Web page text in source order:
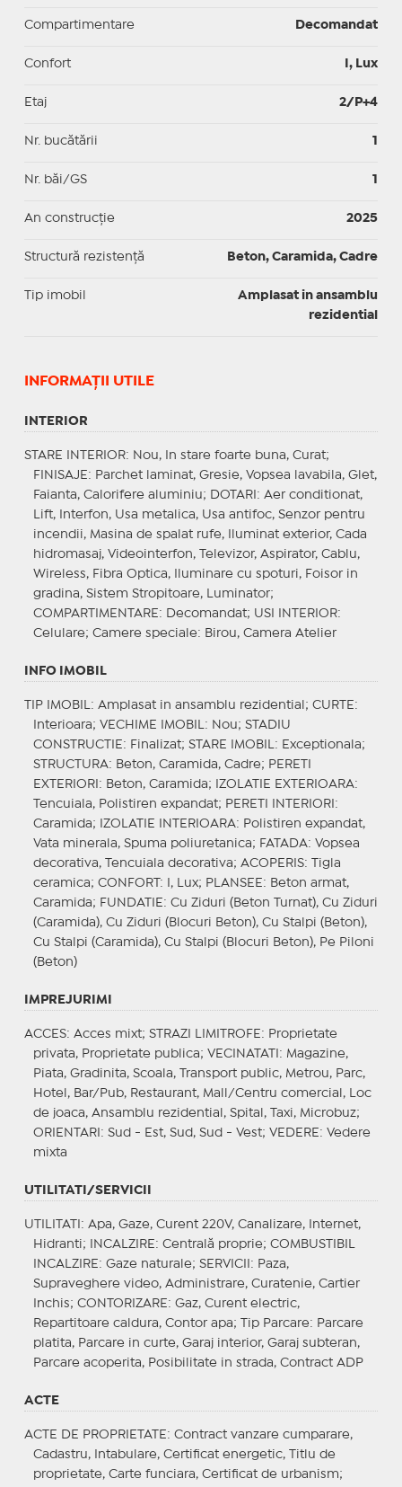
Compartimentare Decomandat
Confort I, Lux
Etaj 2/P+4
Nr. bucătării 1
Nr. băi/GS 1
An construcție 2025
Structură rezistență Beton, Caramida, Cadre
Tip imobil
Amplasat in ansamblu
rezidential
INFORMAŢII UTILE
INTERIOR
STARE INTERIOR: Nou, In stare foarte buna, Curat;
FINISAJE : Parchet laminat, Gresie, Vopsea lavabila, Glet,
Faianta, Calorifere aluminiu;
DOTARI : Aer conditionat,
Lift, Interfon, Usa metalica, Usa antifoc, Senzor pentru
incendii, Masina de spalat rufe, Iluminat exterior, Cada
hidromasaj, Videointerfon, Televizor, Aspirator, Cablu,
Wireless, Fibra Optica, Iluminare cu spoturi, Foisor in
gradina, Sistem Stropitoare, Luminator;
COMPARTIMENTARE : Decomandat; USI INTERIOR:
Celulare; Camere speciale: Birou, Camera Atelier
INFO IMOBIL
TIP IMOBIL : Amplasat in ansamblu rezidential; CURTE :
Interioara; VECHIME IMOBIL : Nou; STADIU
CONSTRUCTIE : Finalizat; STARE IMOBIL : Exceptionala;
STRUCTURA: Beton, Caramida, Cadre; PERETI
EXTERIORI : Beton, Caramida; IZOLATIE EXTERIOARA:
Tencuiala, Polistiren expandat; PERETI INTERIORI :
Caramida;
IZOLATIE INTERIOARA: Polistiren expandat,
Vata minerala, Spuma poliuretanica; FATADA: Vopsea
decorativa, Tencuiala decorativa; ACOPERIS: Tigla
ceramica; CONFORT : I, Lux; PLANSEE : Beton armat,
Caramida; FUNDATIE : Cu Ziduri (Beton Turnat), Cu Ziduri
(Caramida), Cu Ziduri (Blocuri Beton), Cu Stalpi (Beton),
Cu Stalpi (Caramida), Cu Stalpi (Blocuri Beton), Pe Piloni
(Beton)
IMPREJURIMI
ACCES: Acces mixt; STRAZI LIMITROFE : Proprietate
privata, Proprietate publica; VECINATATI : Magazine,
Piata, Gradinita, Scoala, Transport public, Metrou, Parc,
Hotel, Bar/Pub, Restaurant, Mall/Centru comercial, Loc
de joaca, Ansamblu rezidential, Spital, Taxi, Microbuz;
ORIENTARI : Sud - Est, Sud, Sud - Vest; VEDERE : Vedere
mixta
UTILITATI/SERVICII
UTILITATI : Apa, Gaze, Curent 220V, Canalizare, Internet,
Hidranti;
INCALZIRE : Centrală proprie; COMBUSTIBIL
INCALZIRE : Gaze naturale; SERVICII : Paza,
Supraveghere video, Administrare, Curatenie, Cartier
Inchis; CONTORIZARE : Gaz, Curent electric,
Repartitoare caldura, Contor apa;
Tip Parcare: Parcare
platita, Parcare in curte, Garaj interior, Garaj subteran,
Parcare acoperita, Posibilitate in strada, Contract ADP
ACTE
ACTE DE PROPRIETATE : Contract vanzare cumparare,
Cadastru, Intabulare, Certificat energetic, Titlu de
proprietate, Carte funciara, Certificat de urbanism;